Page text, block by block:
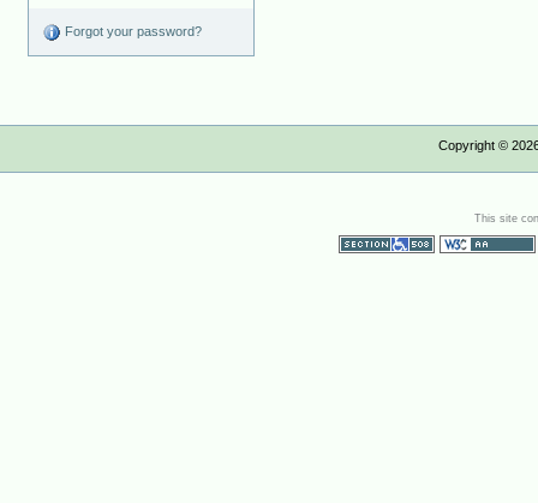
Forgot your password?
Copyright ©
This site